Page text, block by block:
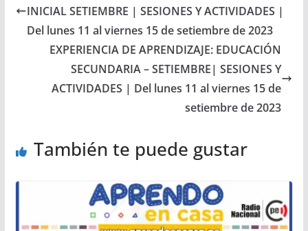
INICIAL SETIEMBRE | SESIONES Y ACTIVIDADES |
Del lunes 11 al viernes 15 de setiembre de 2023
EXPERIENCIA DE APRENDIZAJE: EDUCACIÓN
SECUNDARIA – SETIEMBRE| SESIONES Y
ACTIVIDADES | Del lunes 11 al viernes 15 de
setiembre de 2023
También te puede gustar